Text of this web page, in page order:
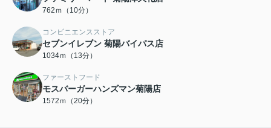
762ｍ（10分）
コンビニエンスストア
セブンイレブン 菊陽バイパス店
1034ｍ（13分）
ファーストフード
モスバーガーハンズマン菊陽店
1572ｍ（20分）